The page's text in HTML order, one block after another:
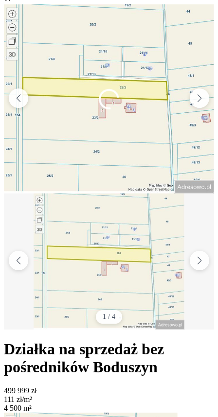
1 / 4
Działka na sprzedaż bez
pośredników Boduszyn
499 999 zł
111 zł/m²
4 500 m²